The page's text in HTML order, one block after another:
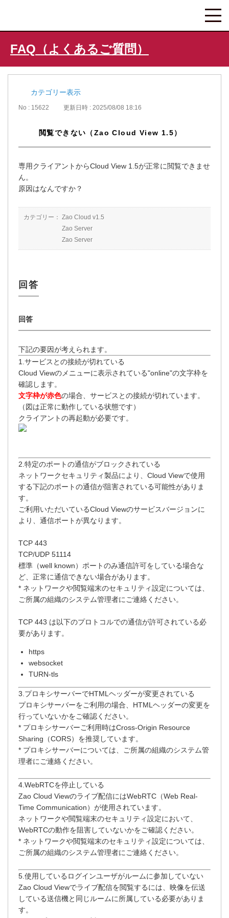
FAQ（よくあるご質問）
カテゴリー表示
No : 15622 更新日時 : 2025/08/08 18:16
閲覧できない（Zao Cloud View 1.5）
専用クライアントからCloud View 1.5が正常に閲覧できませ
ん。
原因はなんですか？
カテゴリー： Zao Cloud v1.5
Zao Server
Zao Server
下記の要因が考えられます。
1.サービスとの接続が切れている
Cloud Viewのメニューに表示されている"online"の文字枠を
確認します。
文字枠が赤色の場合、サービスとの接続が切れています。
（図は正常に動作している状態です）
クライアントの再起動が必要です。
2.特定のポートの通信がブロックされている
ネットワークセキュリティ製品により、Cloud Viewで使用
する下記のポートの通信が阻害されている可能性がありま
す。
ご利用いただいているCloud Viewのサービスバージョンに
より、通信ポートが異なります。
TCP 443
TCP/UDP 51114
標準（well known）ポートのみ通信許可をしている場合な
ど、正常に通信できない場合があります。
* ネットワークや閲覧端末のセキュリティ設定については、
ご所属の組織のシステム管理者にご連絡ください。
TCP 443 は以下のプロトコルでの通信が許可されている必
要があります。
https
websocket
TURN-tls
3.プロキシサーバーでHTMLヘッダーが変更されている
プロキシサーバーをご利用の場合、HTMLヘッダーの変更を
行っていないかをご確認ください。
* プロキシサーバーご利用時はCross-Origin Resource
Sharing（CORS）を推奨しています。
* プロキシサーバーについては、ご所属の組織のシステム管
理者にご連絡ください。
4.WebRTCを停止している
Zao Cloud Viewのライブ配信にはWebRTC（Web Real-
Time Communication）が使用されています。
ネットワークや閲覧端末のセキュリティ設定において、
WebRTCの動作を阻害していないかをご確認ください。
* ネットワークや閲覧端末のセキュリティ設定については、
ご所属の組織のシステム管理者にご連絡ください。
5.使用しているログインユーザがルームに参加していない
Zao Cloud Viewでライブ配信を閲覧するには、映像を伝送
している送信機と同じルームに所属している必要がありま
す。